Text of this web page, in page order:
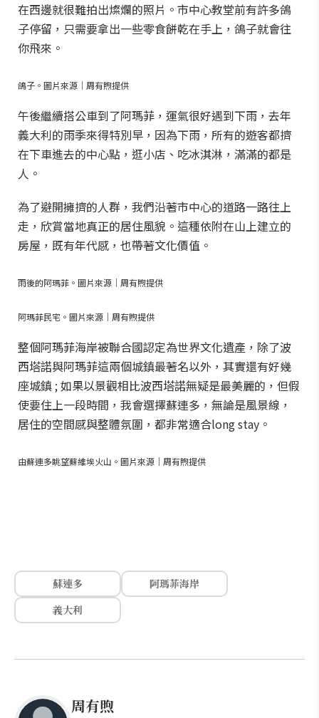
在西邊就很難拍出燦爛的照片。市中心教堂前有許多鴿
子停留，只需要拿出一些零食餅乾在手上，鴿子就會往
你飛來。
鴿子。圖片來源｜周有煦提供
午後繼續搭公車到了阿瑪菲，運氣很好遇到下雨，去年
義大利的雨季來得特別早，因為下雨，所有的遊客都擠
在下車進去的中心點，逛小店、吃冰淇淋，滿滿的都是
人。
為了避開擁擠的人群，我們沿著市中心的道路一路往上
走，欣賞當地真正的居住風貌。這種依附在山上建立的
房屋，既有年代感，也帶著文化價值。
雨後的阿瑪菲。圖片來源｜周有煦提供
阿瑪菲民宅。圖片來源｜周有煦提供
整個阿瑪菲海岸被聯合國認定為世界文化遺產，除了波
西塔諾與阿瑪菲這兩個城鎮最著名以外，其實還有好幾
座城鎮 ; 如果以景觀相比波西塔諾無疑是最美麗的，但假
使要住上一段時間，我會選擇蘇連多，無論是風景線，
居住的空間感與整體氛圍，都非常適合long stay。
由蘇連多眺望蘇維埃火山。圖片來源｜周有煦提供
蘇連多
阿瑪菲海岸
義大利
周有煦